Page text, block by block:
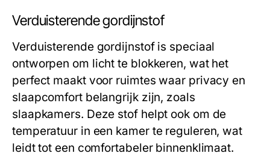
Verduisterende gordijnstof
Verduisterende gordijnstof is speciaal
ontworpen om licht te blokkeren, wat het
perfect maakt voor ruimtes waar privacy en
slaapcomfort belangrijk zijn, zoals
slaapkamers. Deze stof helpt ook om de
temperatuur in een kamer te reguleren, wat
leidt tot een comfortabeler binnenklimaat.